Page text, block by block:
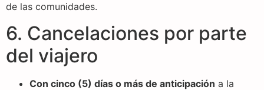
de las comunidades.
6. Cancelaciones por parte
del viajero
Con cinco (5) días o más de anticipación a la